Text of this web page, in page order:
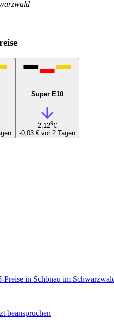
Super E10
2,129€
-0,03 € vor 2 Tagen
Preise in Schönau im
beanspruchen